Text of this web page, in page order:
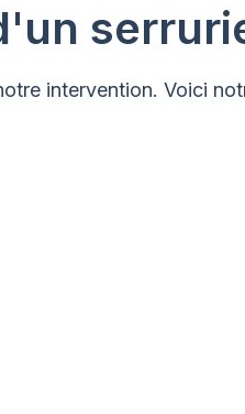
intervention. Voici